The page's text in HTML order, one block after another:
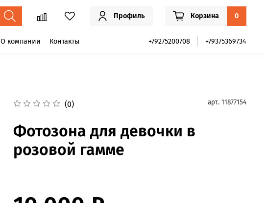
Профиль Корзина 0
О компании Контакты +79275200708 +79375369734
(0) арт. 11877154
Фотозона для девочки в
розовой гамме